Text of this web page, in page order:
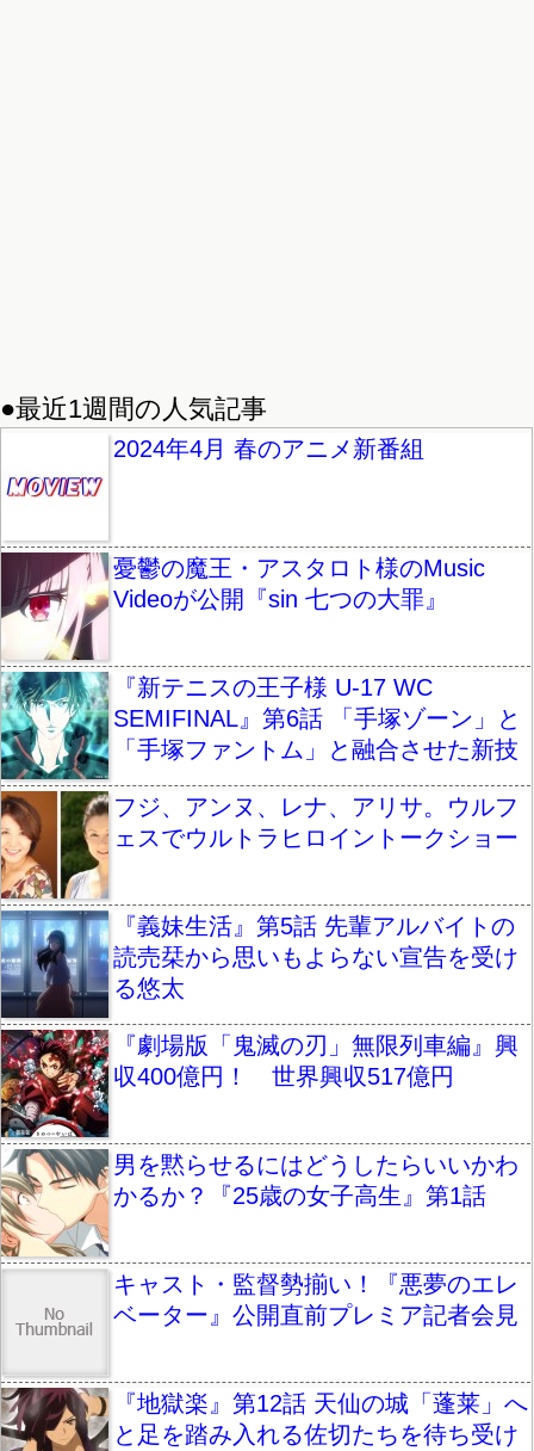
●最近1週間の人気記事
2024年4月 春のアニメ新番組
憂鬱の魔王・アスタロト様のMusic
Videoが公開『sin 七つの大罪』
『新テニスの王子様 U-17 WC
SEMIFINAL』第6話 「手塚ゾーン」と
「手塚ファントム」と融合させた新技
フジ、アンヌ、レナ、アリサ。ウルフ
ェスでウルトラヒロイントークショー
『義妹生活』第5話 先輩アルバイトの
読売栞から思いもよらない宣告を受け
る悠太
『劇場版「鬼滅の刃」無限列車編』興
収400億円！ 世界興収517億円
男を黙らせるにはどうしたらいいかわ
かるか？『25歳の女子高生』第1話
キャスト・監督勢揃い！『悪夢のエレ
ベーター』公開直前プレミア記者会見
『地獄楽』第12話 天仙の城「蓬莱」へ
と足を踏み入れる佐切たちを待ち受け